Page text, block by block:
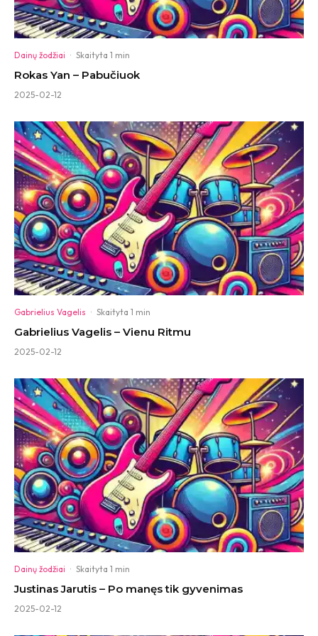
Dainų žodžiai · Skaityta 1 min
Rokas Yan – Pabučiuok
2025-02-12
Gabrielius Vagelis · Skaityta 1 min
Gabrielius Vagelis – Vienu Ritmu
2025-02-12
Dainų žodžiai · Skaityta 1 min
Justinas Jarutis – Po manęs tik gyvenimas
2025-02-12